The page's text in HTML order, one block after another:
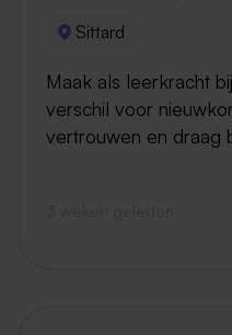
Sittard
Maak als leerkracht
verschil voor
vertrouwen en draag